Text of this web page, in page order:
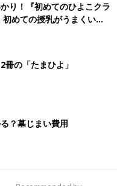
り！『初めてのひよこクラ
めての授乳がうまくい
本と夏のトラブル 解決テ
の「たまひよ」
？墓じまい費用